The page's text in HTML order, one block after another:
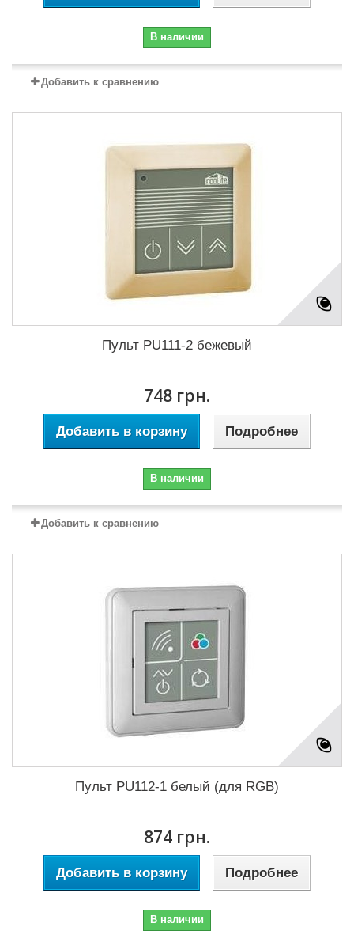
В наличии
Добавить к сравнению
Пульт PU111-2 бежевый
748 грн.
Добавить в корзину Подробнее
В наличии
Добавить к сравнению
Пульт PU112-1 белый (для RGB)
874 грн.
Добавить в корзину Подробнее
В наличии